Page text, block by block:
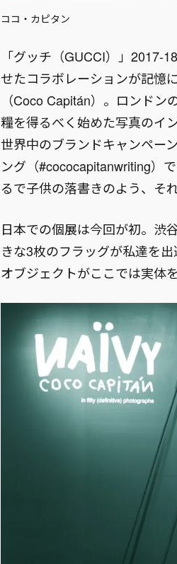
ココ・カピタン
「グッチ（GUCCI）」2017-
せたコラボレーションが記憶
（Coco Capitán）。ロンド
糧を得るべく始めた写真のイ
世界中のブランドキャンペー
ング（#cococapitanwriting）
るで子供の落書きのよう、そ
日本での個展は今回が初。渋
きな3枚のフラッグが私達を
オブジェクトがここでは実体